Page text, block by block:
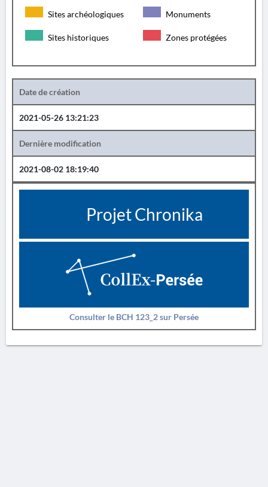
Sites archéologiques Monuments
Sites historiques Zones protégées
Date de création
2021-05-26 13:21:23
Dernière modification
2021-08-02 18:19:40
Projet Chronika
Consulter le BCH 123_2 sur Persée